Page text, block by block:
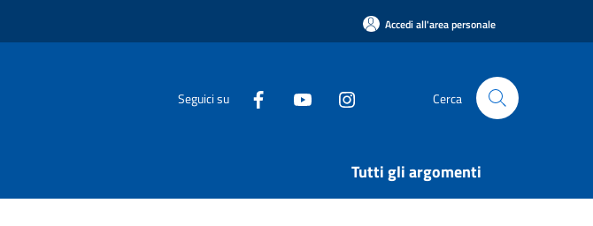
Accedi all'area personale
Seguici su Cerca
Tutti gli argomenti